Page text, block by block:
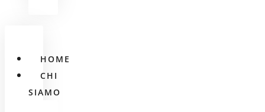
HOME
CHI
SIAMO